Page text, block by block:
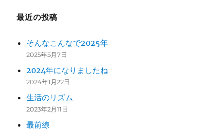
最近の投稿
そんなこんなで2025年
2025年5月7日
2024年になりましたね
2024年1月22日
生活のリズム
2023年2月11日
最前線